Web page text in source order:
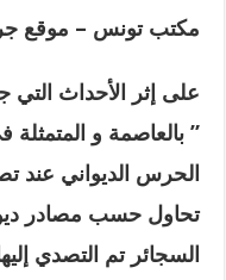
مكتب تونس – موقع
على إثر الأحداث
” بالعاصمة و
الحرس الديواني عند
تحاول حسب مصادر
السجائر تم التصدي